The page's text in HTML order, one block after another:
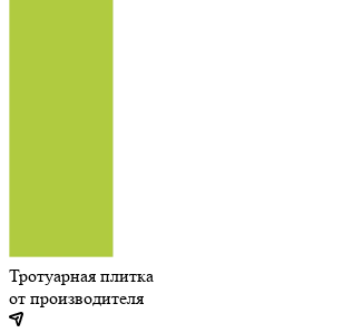
Тротуарная плитка
от производителя